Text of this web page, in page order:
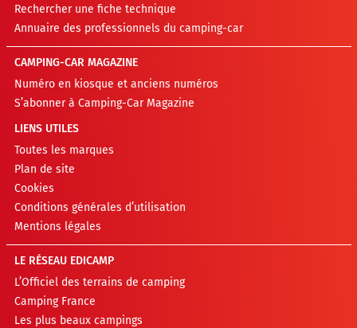
Rechercher une fiche technique
Annuaire des professionnels du camping-car
CAMPING-CAR MAGAZINE
Numéro en kiosque et anciens numéros
S’abonner à Camping-Car Magazine
LIENS UTILES
Toutes les marques
Plan de site
Cookies
Conditions générales d’utilisation
Mentions légales
LE RÉSEAU EDICAMP
L’Officiel des terrains de camping
Camping France
Les plus beaux campings